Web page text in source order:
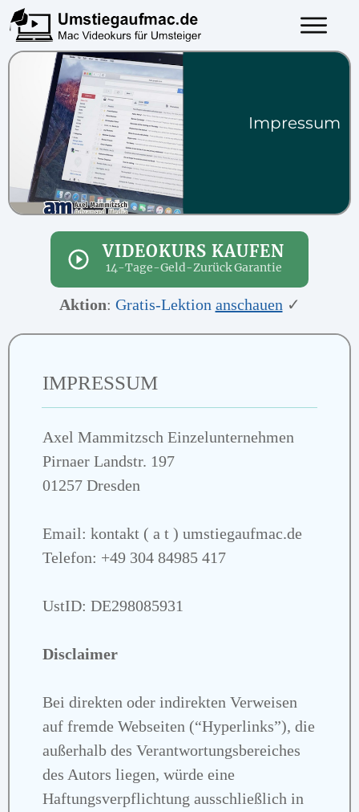
Impressum
VIDEOKURS KAUFEN
14-Tage-Geld-Zurück Garantie
Aktion: Gratis-Lektion anschauen ✓
IMPRESSUM
Axel Mammitzsch Einzelunternehmen
Pirnaer Landstr. 197
01257 Dresden
Email: kontakt ( a t ) umstiegaufmac.de
Telefon: +49 304 84985 417
UstID: DE298085931
Disclaimer
Bei direkten oder indirekten Verweisen
auf fremde Webseiten (“Hyperlinks”), die
außerhalb des Verantwortungsbereiches
des Autors liegen, würde eine
Haftungsverpflichtung ausschließlich in